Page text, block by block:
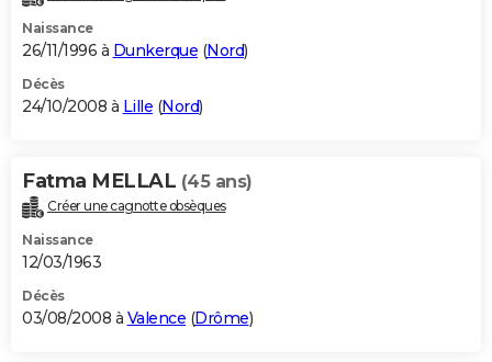
Naissance
26/11/1996 à Dunkerque (Nord)
Décès
24/10/2008 à Lille (Nord)
Fatma MELLAL (45 ans)
Créer une cagnotte obsèques
Naissance
12/03/1963
Décès
03/08/2008 à Valence (Drôme)